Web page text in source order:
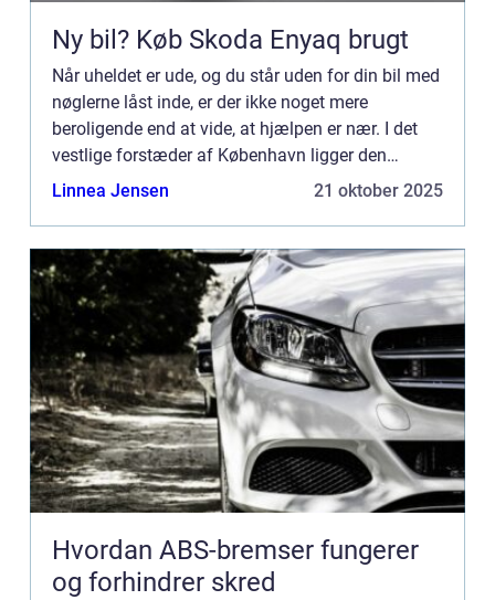
Ny bil? Køb Skoda Enyaq brugt
Når uheldet er ude, og du står uden for din bil med
nøglerne låst inde, er der ikke noget mere
beroligende end at vide, at hjælpen er nær. I det
vestlige forstæder af København ligger den
mindre by R&...
Linnea Jensen 21 oktober 2025
Hvordan ABS-bremser fungerer
og forhindrer skred